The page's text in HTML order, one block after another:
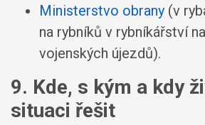
Ministerstvo obrany (v
na rybníků v rybníkářství
vojenských újezdů).
9. Kde, s kým a kdy
situaci řešit